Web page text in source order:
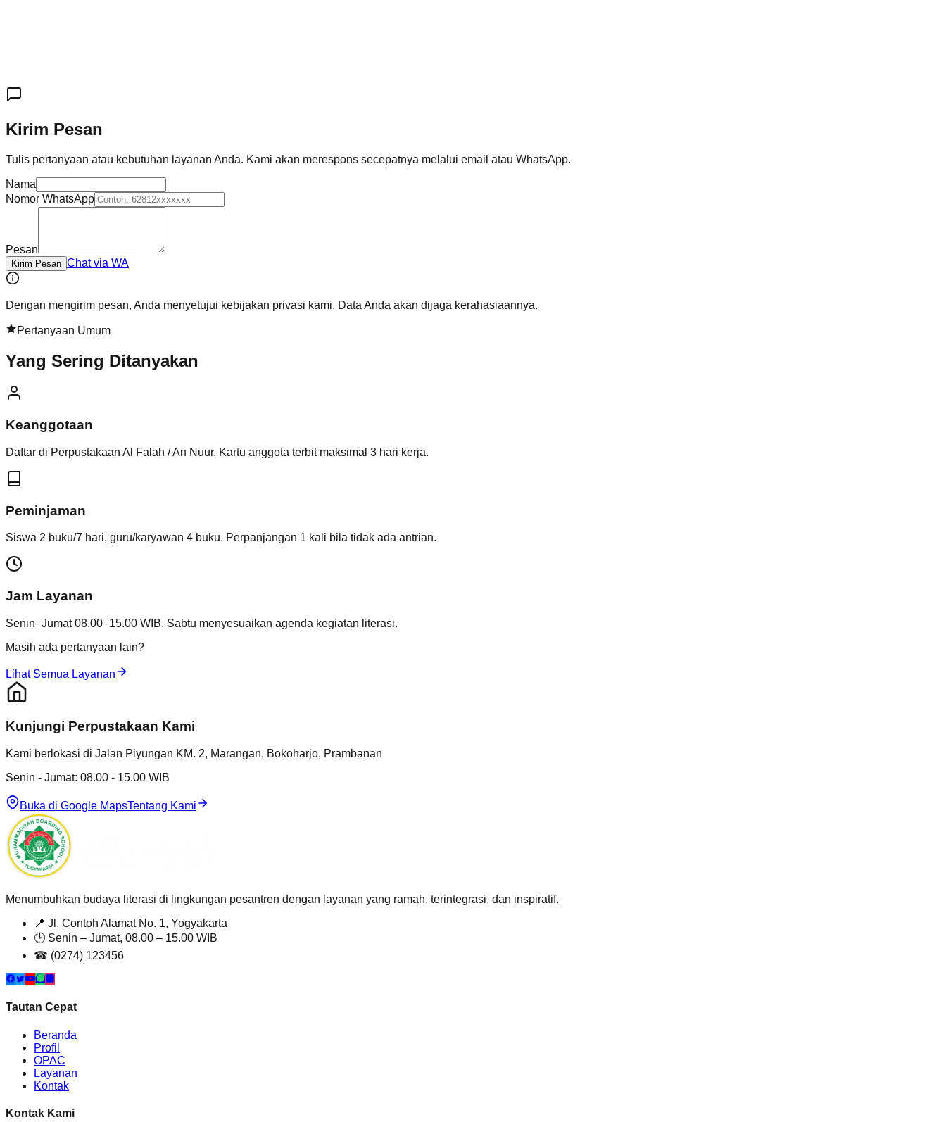
Kirim Pesan
Tulis pertanyaan atau kebutuhan layanan Anda. Kami akan merespons secepatnya melalui email atau WhatsApp.
Nama
Nomor WhatsApp
Pesan
Kirim Pesan Chat via WA
Dengan mengirim pesan, Anda menyetujui kebijakan privasi kami. Data Anda akan dijaga kerahasiaannya.
Pertanyaan Umum
Yang Sering Ditanyakan
Keanggotaan
Daftar di Perpustakaan Al Falah / An Nuur. Kartu anggota terbit maksimal 3 hari kerja.
Peminjaman
Siswa 2 buku/7 hari, guru/karyawan 4 buku. Perpanjangan 1 kali bila tidak ada antrian.
Jam Layanan
Senin–Jumat 08.00–15.00 WIB. Sabtu menyesuaikan agenda kegiatan literasi.
Masih ada pertanyaan lain?
Lihat Semua Layanan
Kunjungi Perpustakaan Kami
Kami berlokasi di Jalan Piyungan KM. 2, Marangan, Bokoharjo, Prambanan
Senin - Jumat: 08.00 - 15.00 WIB
Buka di Google MapsTentang Kami
Menumbuhkan budaya literasi di lingkungan pesantren dengan layanan yang ramah, terintegrasi, dan inspiratif.
📍 Jl. Contoh Alamat No. 1, Yogyakarta
🕒 Senin – Jumat, 08.00 – 15.00 WIB
☎ (0274) 123456
Tautan Cepat
Beranda
Profil
OPAC
Layanan
Kontak
Kontak Kami